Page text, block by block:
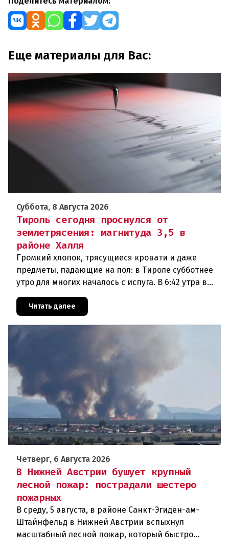
Еще материалы для Вас:
Суббота, 8 Августа 2026
Тироль сегодня проснулся от
землетрясения: магнитуда 3,5 в
районе Халля
Громкий хлопок, трясущиеся кровати и даже
предметы, падающие на пол: в Тироле субботнее
утро для многих началось с испуга. В 6:42 утра в
сейсмологовПо данны
Читать далее
Четверг, 6 Августа 2026
В Нижней Австрии бушует крупный
лесной пожар: пострадали шестеро
пожарных
В среду, 5 августа, в районе Санкт-Эгиден-ам-
Штайнфельд в Нижней Австрии вспыхнул
масштабный лесной пожар, который быстро